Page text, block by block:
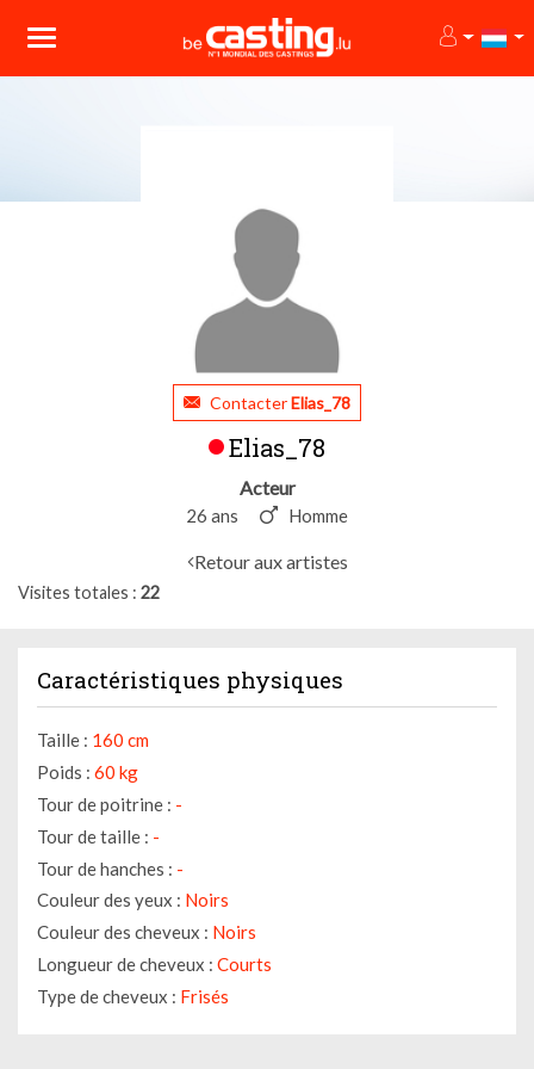
ContacterElias_78
Elias_78
Acteur
26 ans Homme
Retour aux artistes
Visites totales 22
Caractéristiques physiques
Taille : 160 cm
Poids : 60 kg
Tour de poitrine : -
Tour de taille : -
Tour de hanches : -
Couleur des yeux : Noirs
Couleur des cheveux : Noirs
Longueur de cheveux : Courts
Type de cheveux : Frisés